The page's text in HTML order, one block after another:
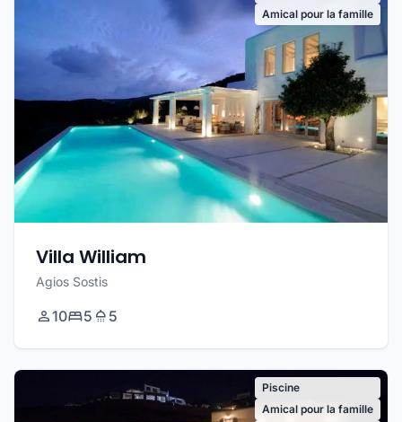
Amical pour la famille
Villa William
Agios Sostis
10 5 5
Piscine
Amical pour la famille